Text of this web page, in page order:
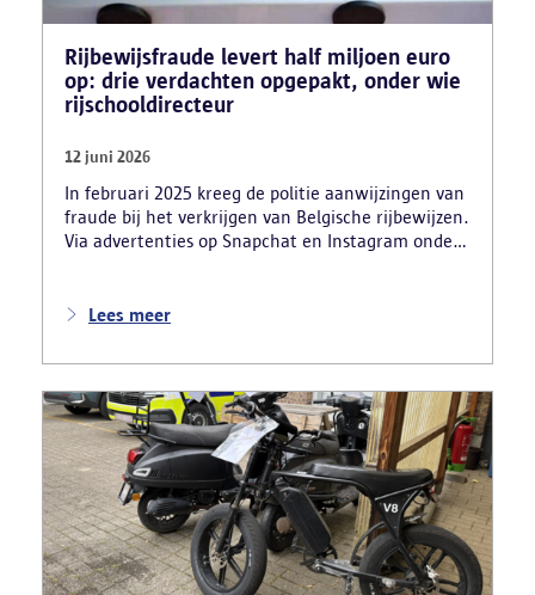
Rijbewijsfraude levert half miljoen euro
op: drie verdachten opgepakt, onder wie
rijschooldirecteur
12 juni 2026
In februari 2025 kreeg de politie aanwijzingen van
fraude bij het verkrijgen van Belgische rijbewijzen.
Via advertenties op Snapchat en Instagram onder
aan. Daarnaast maakten zij reclame voor het
effectief lessen te volgen en voor fraude bij
bracht ook een rijschooldirecteur in beeld die
examenfraude organiseerde,
bekwaamheidsattesten afleverde zonder vereiste
opleiding en een vervalst uittreksel uit het
strafregister gebruikte.
Lees meer